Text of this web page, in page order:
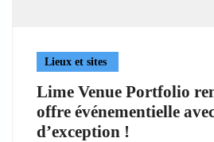
Lieux et sites
Lime Venue Portfolio
offre événementielle
d’exception !